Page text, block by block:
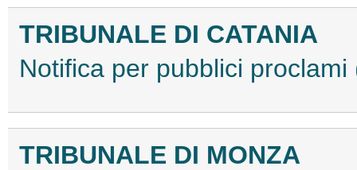
TRIBUNALE DI CATANIA
Notifica per pubblici
TRIBUNALE DI MONZA